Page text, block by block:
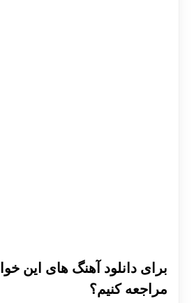
برای دانلود آهنگ های این
مراجعه کنیم؟